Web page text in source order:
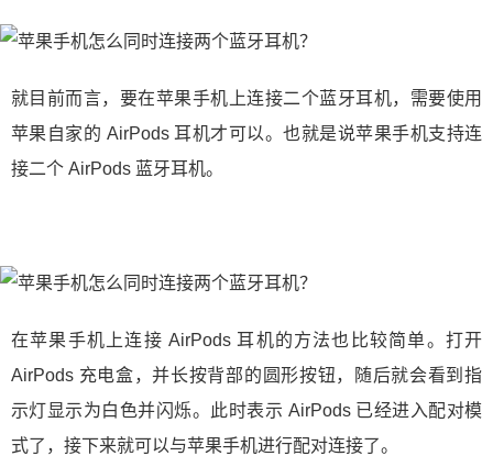
就目前而言，要在苹果手机上连接二个蓝牙耳机，需要使用
苹果自家的 AirPods 耳机才可以。也就是说苹果手机支持连
接二个 AirPods 蓝牙耳机。
在苹果手机上连接 AirPods 耳机的方法也比较简单。打开
AirPods 充电盒，并长按背部的圆形按钮，随后就会看到指
示灯显示为白色并闪烁。此时表示 AirPods 已经进入配对模
式了，接下来就可以与苹果手机进行配对连接了。